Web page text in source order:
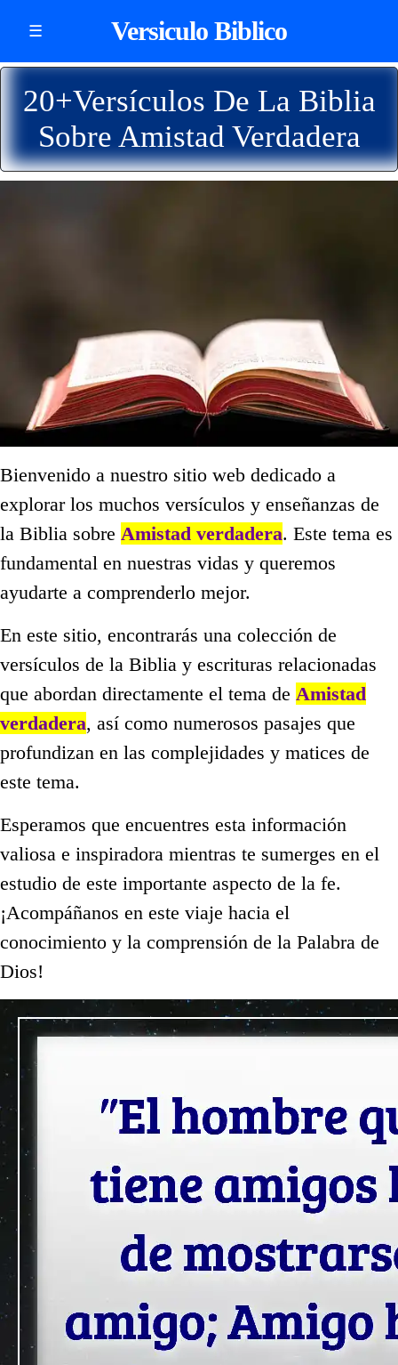
☰ Versiculo Biblico
20+Versículos De La Biblia
Sobre Amistad Verdadera
Bienvenido a nuestro sitio web dedicado a
explorar los muchos versículos y enseñanzas de
la Biblia sobre Amistad verdadera. Este tema es
fundamental en nuestras vidas y queremos
ayudarte a comprenderlo mejor.
En este sitio, encontrarás una colección de
versículos de la Biblia y escrituras relacionadas
que abordan directamente el tema de Amistad
verdadera, así como numerosos pasajes que
profundizan en las complejidades y matices de
este tema.
Esperamos que encuentres esta información
valiosa e inspiradora mientras te sumerges en el
estudio de este importante aspecto de la fe.
¡Acompáñanos en este viaje hacia el
conocimiento y la comprensión de la Palabra de
Dios!